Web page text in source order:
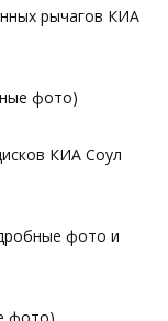
рычагов КИА
фото)
КИА Соул
фото и